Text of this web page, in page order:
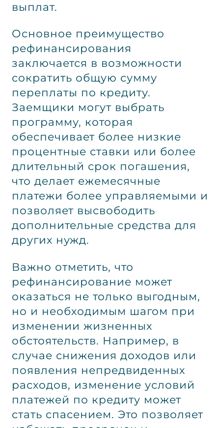
выплат.
Основное преимущество
рефинансирования
заключается в возможности
сократить общую сумму
переплаты по кредиту.
Заемщики могут выбрать
программу, которая
обеспечивает более низкие
процентные ставки или более
длительный срок погашения,
что делает ежемесячные
платежи более управляемыми и
позволяет высвободить
дополнительные средства для
других нужд.
Важно отметить, что
рефинансирование может
оказаться не только выгодным,
но и необходимым шагом при
изменении жизненных
обстоятельств. Например, в
случае снижения доходов или
появления непредвиденных
расходов, изменение условий
платежей по кредиту может
стать спасением. Это позволяет